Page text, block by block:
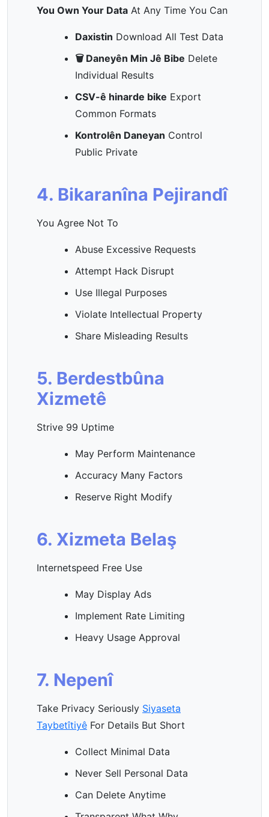
You Own Your Data At Any Time You Can
Daxistin Download All Test Data
🗑️ Daneyên Min Jê Bibe Delete
Individual Results
CSV-ê hinarde bike Export
Common Formats
Kontrolên Daneyan Control
Public Private
4. Bikaranîna Pejirandî
You Agree Not To
Abuse Excessive Requests
Attempt Hack Disrupt
Use Illegal Purposes
Violate Intellectual Property
Share Misleading Results
5. Berdestbûna
Xizmetê
Strive 99 Uptime
May Perform Maintenance
Accuracy Many Factors
Reserve Right Modify
6. Xizmeta Belaş
Internetspeed Free Use
May Display Ads
Implement Rate Limiting
Heavy Usage Approval
7. Nepenî
Take Privacy Seriously Siyaseta
Taybetîtiyê For Details But Short
Collect Minimal Data
Never Sell Personal Data
Can Delete Anytime